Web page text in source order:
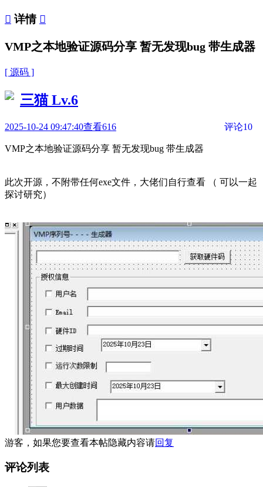
 详情 
VMP之本地验证源码分享 暂无发现bug 带生成器
[ 源码 ]
三猫Lv.6
2025-10-24 09:47:40查看616 评论10
VMP之本地验证源码分享 暂无发现bug 带生成器
此次开源，不附带任何exe文件，大佬们自行查看 （ 可以一起
探讨研究）
游客，如果您要查看本帖隐藏内容请回复
评论列表